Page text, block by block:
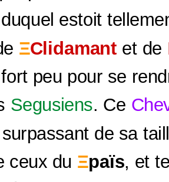
estoit
ΞClidamant et de
peu pour se
Segusiens. Ce
de sa
ceux du Ξpaïs, et